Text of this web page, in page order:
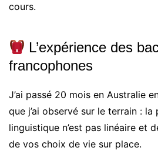
cours.
L’expérience des
francophones
J’ai passé 20 mois en Australie
que j’ai observé sur le terrain : la
linguistique n’est pas linéaire et
de vos choix de vie sur place.